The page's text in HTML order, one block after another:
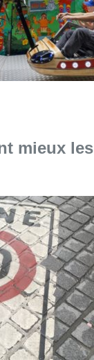
mieux les